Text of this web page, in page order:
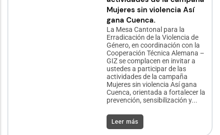
Mujeres sin violencia Así
gana Cuenca.
La Mesa Cantonal para la
Erradicación de la Violencia de
Género, en coordinación con la
Cooperación Técnica Alemana –
GIZ se complacen en invitar a
ustedes a participar de las
actividades de la campaña
Mujeres sin violencia Así gana
Cuenca, orientada a fortalecer la
prevención, sensibilización y...
Leer más